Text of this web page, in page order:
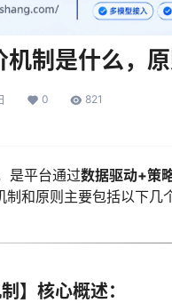
制是什么，
0 821
是平台通过数据驱动+策
和原则主要包括以下几
】核心概述：